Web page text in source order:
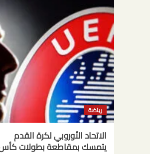
رياضة
الاتحاد الأوروبي لكرة القدم
يتمسك بمقاطعة بطولات